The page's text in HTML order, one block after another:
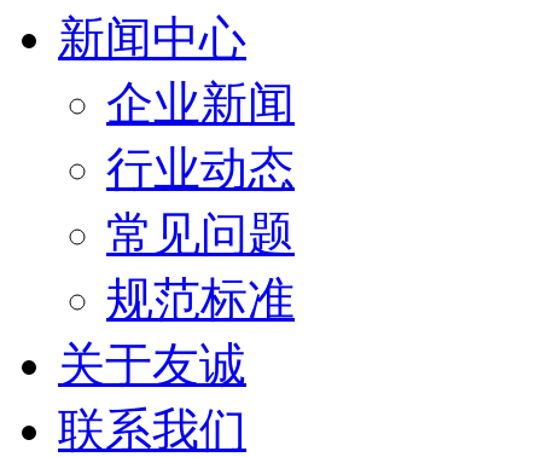
新闻中心
企业新闻
行业动态
常见问题
规范标准
关于友诚
联系我们